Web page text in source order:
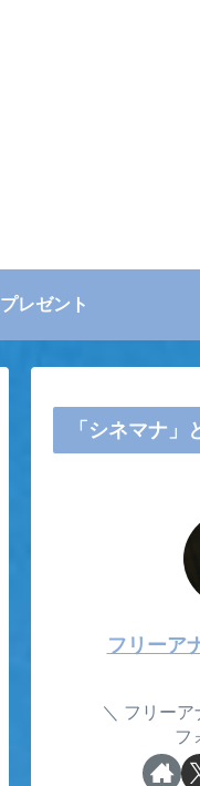
プレゼント
「シネマナ」
フリーア
フリーア
フ